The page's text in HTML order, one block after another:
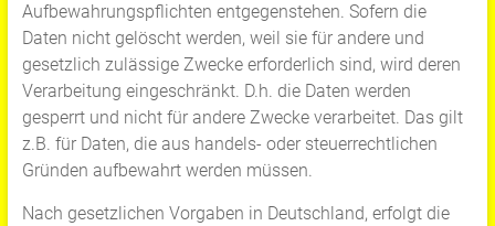
Aufbewahrungspflichten entgegenstehen. Sofern die
Daten nicht gelöscht werden, weil sie für andere und
gesetzlich zulässige Zwecke erforderlich sind, wird deren
Verarbeitung eingeschränkt. D.h. die Daten werden
gesperrt und nicht für andere Zwecke verarbeitet. Das gilt
z.B. für Daten, die aus handels- oder steuerrechtlichen
Gründen aufbewahrt werden müssen.
Nach gesetzlichen Vorgaben in Deutschland, erfolgt die